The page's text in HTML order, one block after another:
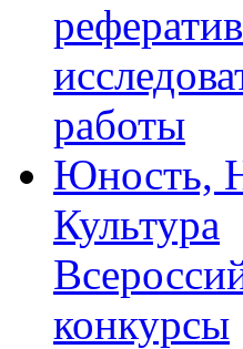
работы
Юность,
Культура
конкурсы